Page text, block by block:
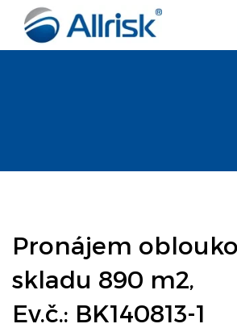
Pronájem
skladu 890 m2,
Ev.č.: BK140813-1